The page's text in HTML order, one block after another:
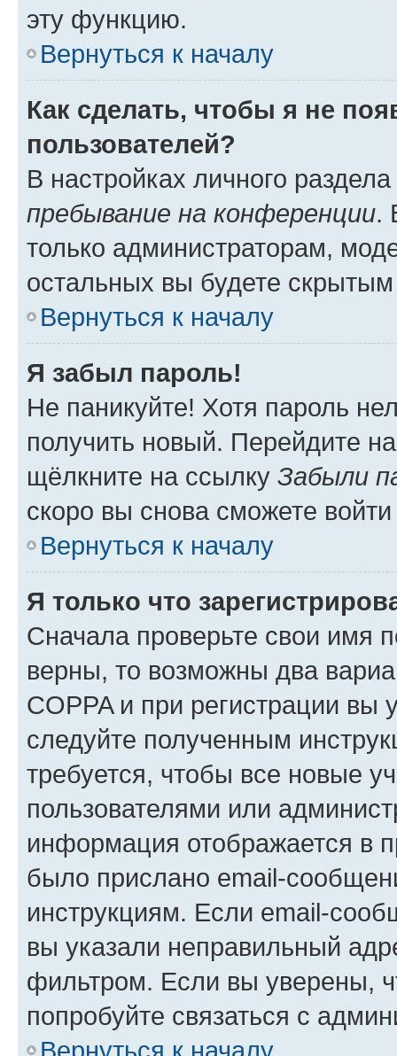
эту функцию.
Вернуться к началу
Как сделать, чтобы я не
пользователей?
В настройках личного
пребывание на конференции.
только администраторам,
остальных вы будете
Вернуться к началу
Я забыл пароль!
Не паникуйте! Хотя пароль
получить новый. Перейдите
щёлкните на ссылку Забыли
скоро вы снова сможете
Вернуться к началу
Я только что
Сначала проверьте свои имя
верны, то возможны два
COPPA и при регистрации вы
следуйте полученным
требуется, чтобы все новые
пользователями или
информация отображается в
было прислано email-
инструкциям. Если email-
вы указали неправильный
фильтром. Если вы уверены,
попробуйте связаться с
Вернуться к началу